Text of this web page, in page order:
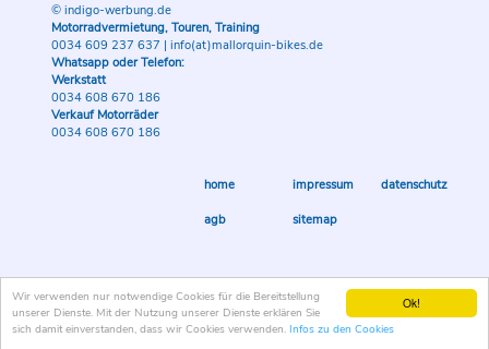
Ok!
Wir verwenden nur notwendige Cookies für die Bereitstellung
unserer Dienste. Mit der Nutzung unserer Dienste erklären Sie
sich damit einverstanden, dass wir Cookies verwenden. Infos zu den Cookies
© indigo-werbung.de
Motorradvermietung, Touren, Training
0034 609 237 637 | info(at)mallorquin-bikes.de
Whatsapp oder Telefon:
Werkstatt
0034 608 670 186
Verkauf Motorräder
0034 608 670 186
home impressum datenschutz
agb sitemap